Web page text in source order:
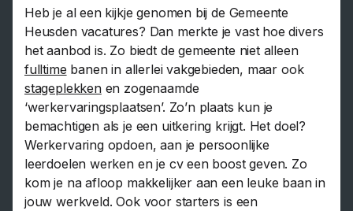
Heb je al een kijkje genomen bij de Gemeente
Heusden vacatures? Dan merkte je vast hoe divers
het aanbod is. Zo biedt de gemeente niet alleen
fulltime banen in allerlei vakgebieden, maar ook
stageplekkenen zogenaamde
‘werkervaringsplaatsen’. Zo’n plaats kun je
bemachtigen als je een uitkering krijgt. Het doel?
Werkervaring opdoen, aan je persoonlijke
leerdoelen werken en je cv een boost geven. Zo
kom je na afloop makkelijker aan een leuke baan in
jouw werkveld. Ook voor starters is een